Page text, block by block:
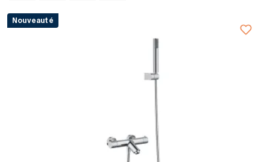
Nouveauté